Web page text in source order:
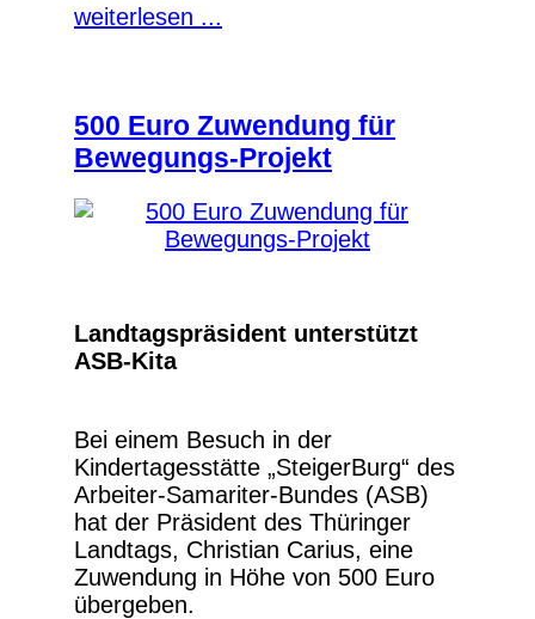
weiterlesen ...
500 Euro Zuwendung für
Bewegungs-Projekt
Landtagspräsident unterstützt
ASB-Kita
Bei einem Besuch in der
Kindertagesstätte „SteigerBurg“ des
Arbeiter-Samariter-Bundes (ASB)
hat der Präsident des Thüringer
Landtags, Christian Carius, eine
Zuwendung in Höhe von 500 Euro
übergeben.